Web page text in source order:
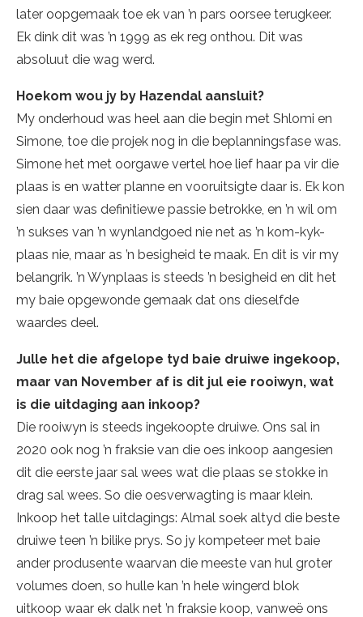
later oopgemaak toe ek van ’n pars oorsee terugkeer.
Ek dink dit was ’n 1999 as ek reg onthou. Dit was
absoluut die wag werd.
Hoekom wou jy by Hazendal aansluit?
My onderhoud was heel aan die begin met Shlomi en
Simone, toe die projek nog in die beplanningsfase was.
Simone het met oorgawe vertel hoe lief haar pa vir die
plaas is en watter planne en vooruitsigte daar is. Ek kon
sien daar was definitiewe passie betrokke, en ’n wil om
’n sukses van ’n wynlandgoed nie net as ’n kom-kyk-
plaas nie, maar as ’n besigheid te maak. En dit is vir my
belangrik. ’n Wynplaas is steeds ’n besigheid en dit het
my baie opgewonde gemaak dat ons dieselfde
waardes deel.
Julle het die afgelope tyd baie druiwe ingekoop,
maar van November af is dit jul eie rooiwyn, wat
is die uitdaging aan inkoop?
Die rooiwyn is steeds ingekoopte druiwe. Ons sal in
2020 ook nog ’n fraksie van die oes inkoop aangesien
dit die eerste jaar sal wees wat die plaas se stokke in
drag sal wees. So die oesverwagting is maar klein.
Inkoop het talle uitdagings: Almal soek altyd die beste
druiwe teen ’n bilike prys. So jy kompeteer met baie
ander produsente waarvan die meeste van hul groter
volumes doen, so hulle kan ’n hele wingerd blok
uitkoop waar ek dalk net ’n fraksie koop, vanweë ons